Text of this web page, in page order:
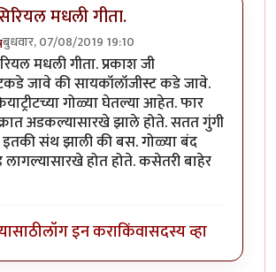
मधली गीता.
बुधवार, 07/08/2019 19:10
मधली गीता. प्रकाश जी
जावे की सायकॉलॉजीस्ट कडे जावे.
गोळ्या घेतल्या आहेत. फार
अडकल्यासारखे झाले होते. सतत गुंगी
इतकी संथ झाली की बस. गोळ्या बंद
होत होते. कसेतरी बाहेर
लॉग इन कराकिंवासदस्य व्हा